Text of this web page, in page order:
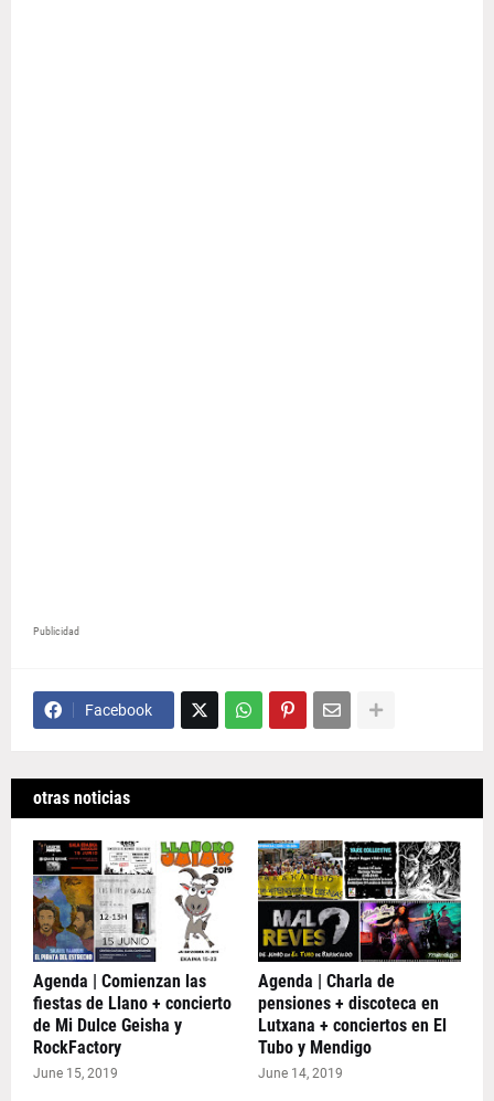
Publicidad
Facebook
otras noticias
Agenda | Comienzan las
fiestas de Llano + concierto
de Mi Dulce Geisha y
RockFactory
June 15, 2019
Agenda | Charla de
pensiones + discoteca en
Lutxana + conciertos en El
Tubo y Mendigo
June 14, 2019